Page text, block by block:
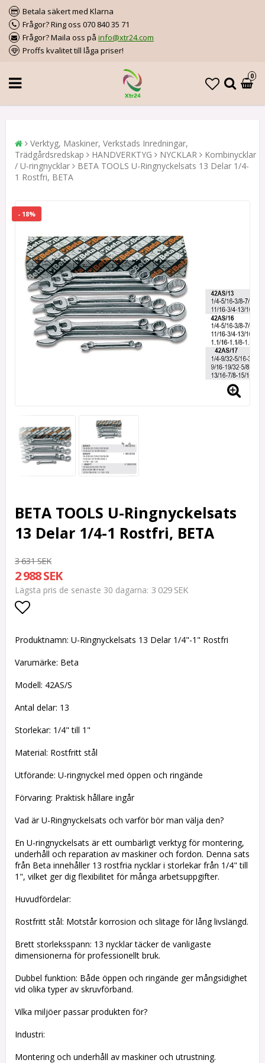
Betala säkert med Klarna
Frågor? Ring oss 070 840 35 71
Frågor? Maila oss på info@xtr24.com
Proffs kvalitet till låga priser!
0
Verktyg, Maskiner, Verkstads Inredningar,
Trädgårdsredskap
HANDVERKTYG NYCKLAR
Kombinycklar
/ U-ringnycklar
BETA TOOLS U-Ringnyckelsats 13 Delar 1/4-
1 Rostfri, BETA
- 18%
BETA TOOLS U-Ringnyckelsats
13 Delar 1/4-1 Rostfri, BETA
3 631 SEK
2 988 SEK
Lägsta pris de senaste 30 dagarna 3 029 SEK
Produktnamn: U-Ringnyckelsats 13 Delar 1/4"-1" Rostfri
Varumärke: Beta
Modell: 42AS/S
Antal delar: 13
Storlekar: 1/4" till 1"
Material: Rostfritt stål
Utförande: U-ringnyckel med öppen och ringände
Förvaring: Praktisk hållare ingår
Vad är U-Ringnyckelsats och varför bör man välja den?
En U-ringnyckelsats är ett oumbärligt verktyg för montering,
underhåll och reparation av maskiner och fordon. Denna sats
från Beta innehåller 13 rostfria nycklar i storlekar från 1/4" till
1", vilket ger dig flexibilitet för många arbetsuppgifter.
Huvudfördelar:
Rostfritt stål: Motstår korrosion och slitage för lång livslängd.
Brett storleksspann: 13 nycklar täcker de vanligaste
dimensionerna för professionellt bruk.
Dubbel funktion: Både öppen och ringände ger mångsidighet
vid olika typer av skruvförband.
Vilka miljöer passar produkten för?
Industri:
Montering och underhåll av maskiner och utrustning.